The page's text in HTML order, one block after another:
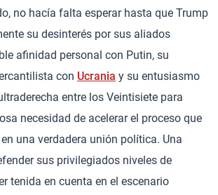
no hacía falta esperar hasta que Trump
su desinterés por sus aliados
afinidad personal con Putin, su
con Ucrania y su entusiasmo
entre los Veintisiete para
necesidad de acelerar el proceso que
una verdadera unión política. Una
sus privilegiados niveles de
tenida en cuenta en el escenario